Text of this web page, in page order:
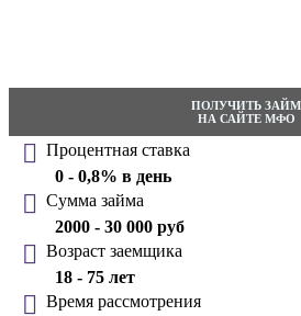
ПОЛУЧИТЬ ЗАЙМ
НА САЙТЕ МФО
Процентная ставка
0 - 0,8% в день
Сумма займа
2000 - 30 000 руб
Возраст заемщика
18 - 75 лет
Время рассмотрения